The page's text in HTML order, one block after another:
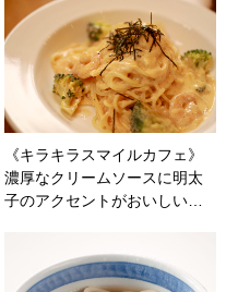
《キラキラスマイルカフェ》
濃厚なクリームソースに明太
子のアクセントがおいしい…